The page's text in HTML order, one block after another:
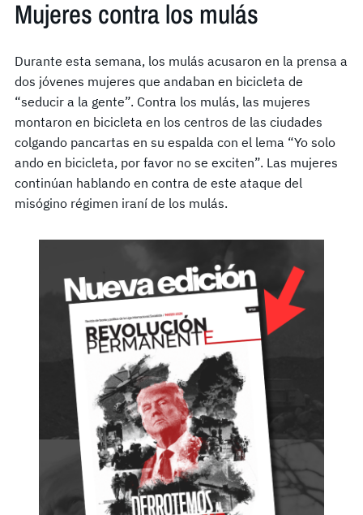
Mujeres contra los mulás
Durante esta semana, los mulás acusaron en la prensa a
dos jóvenes mujeres que andaban en bicicleta de
“seducir a la gente”. Contra los mulás, las mujeres
montaron en bicicleta en los centros de las ciudades
colgando pancartas en su espalda con el lema “Yo solo
ando en bicicleta, por favor no se exciten”. Las mujeres
continúan hablando en contra de este ataque del
misógino régimen iraní de los mulás.